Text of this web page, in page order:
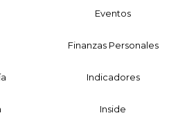
Eventos
Finanzas Personales
Indicadores
Inside